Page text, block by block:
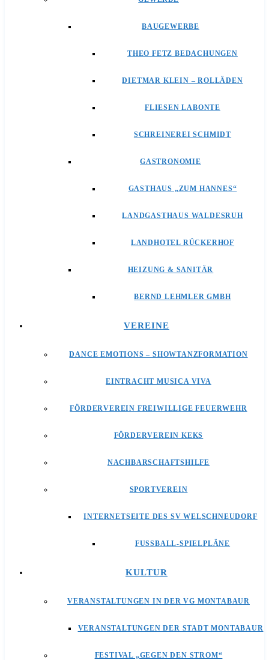
BAUGEWERBE
THEO FETZ BEDACHUNGEN
DIETMAR KLEIN – ROLLÄDEN
FLIESEN LABONTE
SCHREINEREI SCHMIDT
GASTRONOMIE
GASTHAUS „ZUM HANNES“
LANDGASTHAUS WALDESRUH
LANDHOTEL RÜCKERHOF
HEIZUNG & SANITÄR
BERND LEHMLER GMBH
VEREINE
DANCE EMOTIONS – SHOWTANZFORMATION
EINTRACHT MUSICA VIVA
FÖRDERVEREIN FREIWILLIGE FEUERWEHR
FÖRDERVEREIN KEKS
NACHBARSCHAFTSHILFE
SPORTVEREIN
INTERNETSEITE DES SV WELSCHNEUDORF
FUSSBALL-SPIELPLÄNE
KULTUR
VERANSTALTUNGEN IN DER VG MONTABAUR
VERANSTALTUNGEN DER STADT MONTABAUR
FESTIVAL „GEGEN DEN STROM“